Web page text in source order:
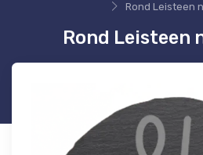
Rond Leisteen
Rond Leisteen